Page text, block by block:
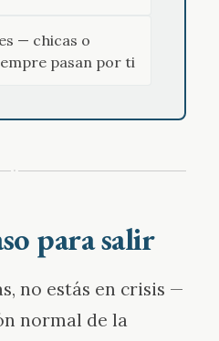
— chicas o
pasan por ti
·
para salir
no estás en crisis —
normal de la